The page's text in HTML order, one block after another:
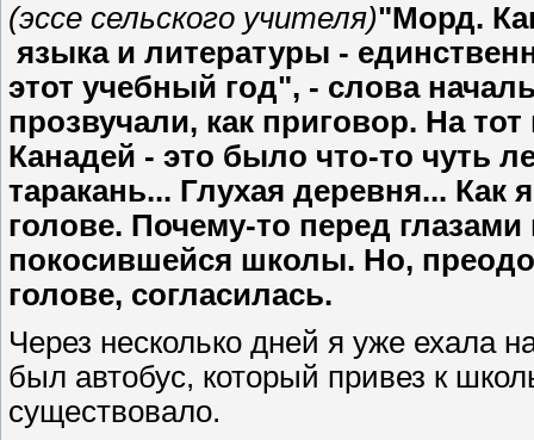
(эссе сельского учителя)"Морд.
языка и литературы -
этот учебный год", - слова
прозвучали, как приговор. На
Канадей - это было что-то чуть
таракань... Глухая деревня...
голове. Почему-то перед
покосившейся школы. Но,
голове, согласилась.
Через несколько дней я уже ехала
был автобус, который привез к
существовало.